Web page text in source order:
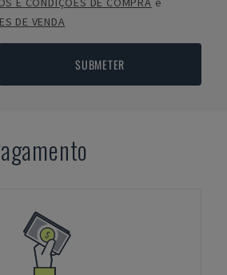
DE VENDA
SUBMETER